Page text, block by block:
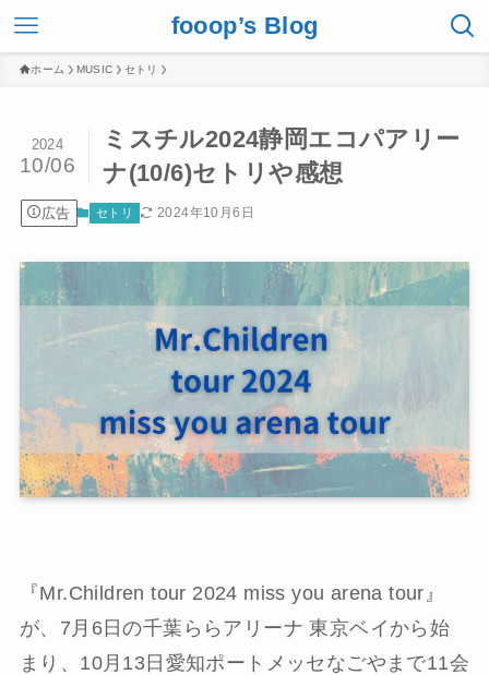
fooop’s Blog
ホーム MUSIC セトリ
ミスチル2024静岡エコパアリー
ナ(10/6)セトリや感想
2024
10/06
広告 セトリ 2024年10月6日
『Mr.Children tour 2024 miss you arena tour』
が、7月6日の千葉ららアリーナ 東京ベイから始
まり、10月13日愛知ポートメッセなごやまで11会